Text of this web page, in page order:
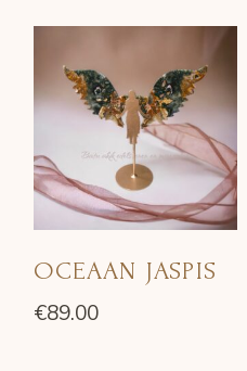
OCEAAN JASPIS
€89.00